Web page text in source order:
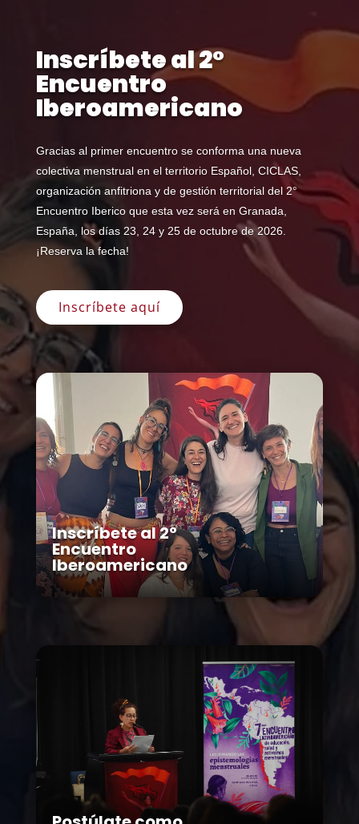
Inscríbete al 2°
Encuentro
Iberoamericano
Gracias al primer encuentro se conforma una nueva
colectiva menstrual en el territorio Español, CICLAS,
organización anfitriona y de gestión territorial del 2°
Encuentro Iberico que esta vez será en Granada,
España, los días 23, 24 y 25 de octubre de 2026.
¡Reserva la fecha!
Inscríbete aquí
Inscríbete al 2°
Encuentro
Iberoamericano